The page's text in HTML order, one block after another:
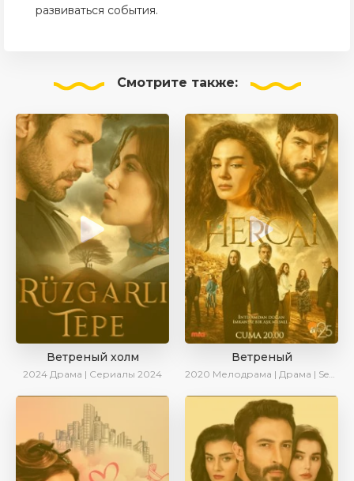
развиваться события.
Смотрите также:
Ветреный холм
2024 Драма | Сериалы 2024
Ветреный
2020 Мелодрама | Драма | SesDizi | Ирина Котова | AveTurk